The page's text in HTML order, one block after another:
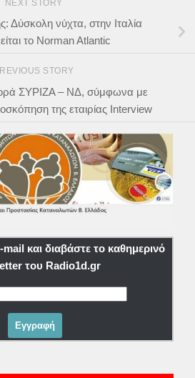
NEXT STORY
Δύσκολη νύχτα, στην Ιταλία
το Norman Atlantic
STORY
ΣΥΡΙΖΑ – ΝΔ, σύμφωνα με
της εταιρίας Interview
και διαβάστε το καθημερινό
του Radio1d.gr